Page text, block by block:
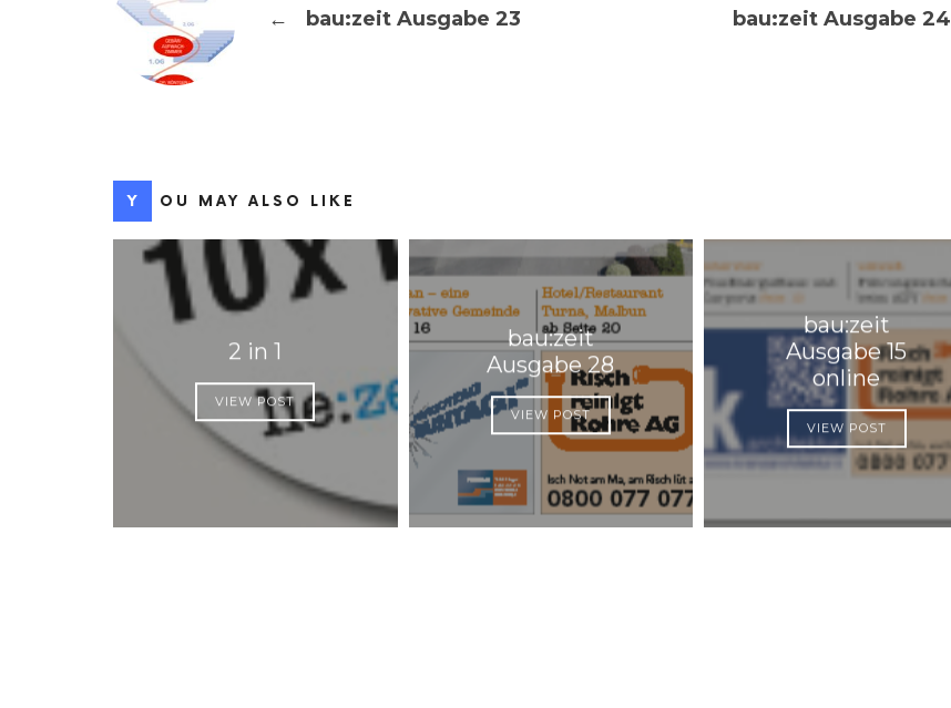
← bau:zeit Ausgabe 23 bau:zeit Ausgabe 24
YOU MAY ALSO LIKE
2 in 1
VIEW POST
bau:zeit
Ausgabe 28
VIEW POST
bau:zeit
Ausgabe 15
online
VIEW POST